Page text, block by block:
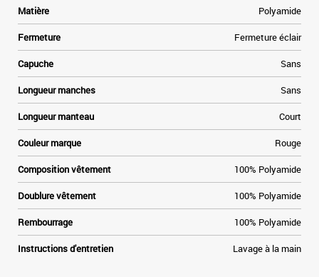
Matière Polyamide
Fermeture Fermeture éclair
Capuche Sans
Longueur manches Sans
Longueur manteau Court
Couleur marque Rouge
Composition vêtement 100% Polyamide
Doublure vêtement 100% Polyamide
Rembourrage 100% Polyamide
Instructions d'entretien Lavage à la main